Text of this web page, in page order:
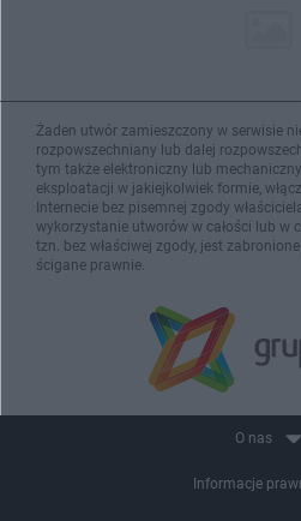
Żaden utwór zamieszczony w serwisie
rozpowszechniany lub dalej
tym także elektroniczny lub
eksploatacji w jakiejkolwiek formie,
Internecie bez pisemnej zgody
wykorzystanie utworów w całości lub w
tzn. bez właściwej zgody, jest
ścigane prawnie.
O nas
Informacje